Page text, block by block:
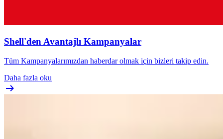
Shell'den Avantajlı Kampanyalar
Tüm Kampanyalarımızdan haberdar olmak için bizleri takip edin.
Daha fazla oku